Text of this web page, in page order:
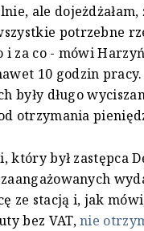
ale
potrzebne
i za co - mówi
10 godzin
były długo
otrzymania
który był zastępca
ze stacją i, jak
bez VAT,nie